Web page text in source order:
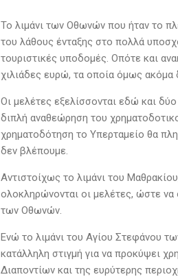
Το λιμάνι των Οθωνών που ήταν το
του λάθους ένταξης στο πολλά
τουριστικές υποδομές. Οπότε και
χιλιάδες ευρώ, τα οποία όμως ακόμα
Οι μελέτες εξελίσσονται εδώ και
διπλή αναθεώρηση του
χρηματοδότηση το Υπερταμείο θα
δεν βλέπουμε.
Αντιστοίχως το λιμάνι του
ολοκληρώνονται οι μελέτες, ώστε να
των Οθωνών.
Ενώ το λιμάνι του Αγίου Στεφάνου
κατάλληλη στιγμή για να προκύψει
Διαποντίων και της ευρύτερης